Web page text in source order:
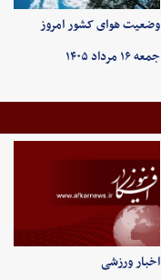
وضعیت هوای کشور امروز
جمعه ۱۶ مرداد ۱۴۰۵
اخبار ورزشی